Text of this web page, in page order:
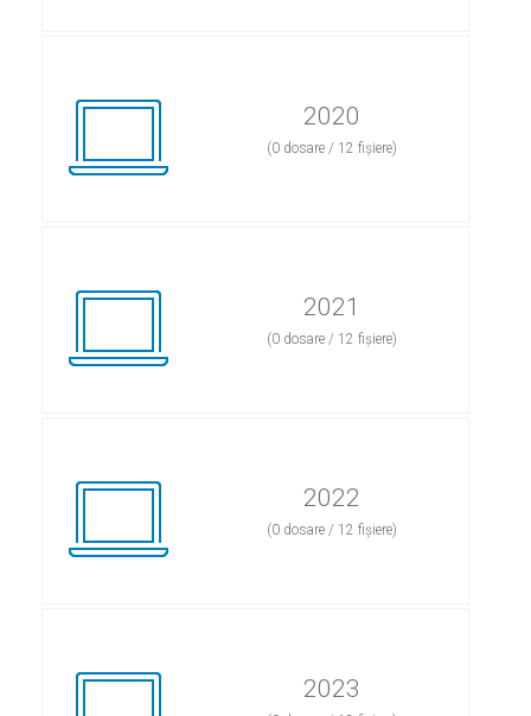
2020
(0 dosare / 12 fișiere)
2021
(0 dosare / 12 fișiere)
2022
(0 dosare / 12 fișiere)
2023